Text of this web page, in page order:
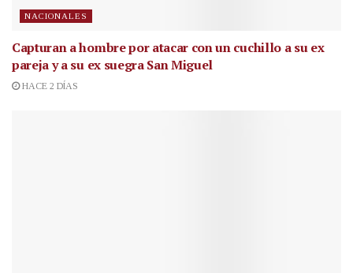
NACIONALES
Capturan a hombre por atacar con un cuchillo a su ex
pareja y a su ex suegra San Miguel
HACE 2 DÍAS